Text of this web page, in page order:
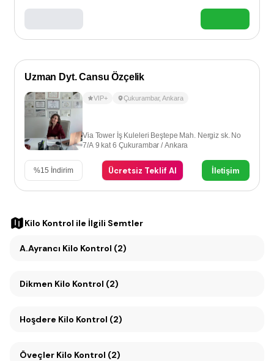
Uzman Dyt. Cansu Özçelik
VIP+ Çukurambar,Ankara
Via Tower İş Kuleleri Beştepe Mah. Nergiz sk. No
7/A 9 kat 6 Çukurambar / Ankara
%15 İndirim Ücretsiz Teklif Al İletişim
Kilo Kontrol ile İlgili Semtler
A.Ayrancı Kilo Kontrol (2)
Dikmen Kilo Kontrol (2)
Hoşdere Kilo Kontrol (2)
Öveçler Kilo Kontrol (2)